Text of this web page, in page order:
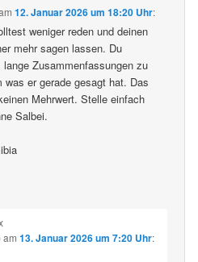
12. Januar 2026 um 18:20 Uhr:
weniger reden und deinen
mehr sagen lassen. Du
Zusammenfassungen zu
was er gerade gesagt hat. Das
Mehrwert. Stelle einfach
Salbei.
am 13. Januar 2026 um 7:20 Uhr: